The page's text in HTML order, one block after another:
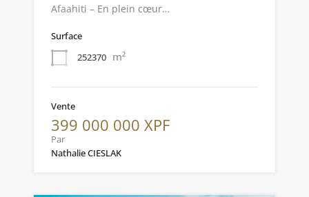
Afaahiti – En plein cœur…
Surface
252370 m²
Vente
399 000 000 XPF
Par
Nathalie CIESLAK